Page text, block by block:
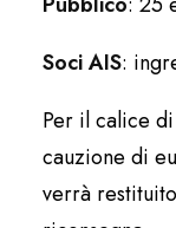
Soci AIS:
Per il calice
cauzione di
verrà